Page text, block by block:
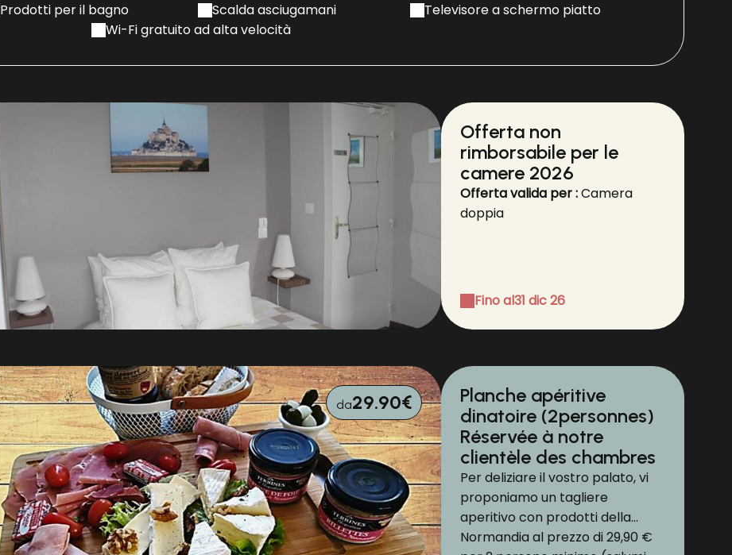
Prodotti per il bagno Scalda asciugamani
Televisore a schermo piatto
Wi-Fi gratuito ad alta velocità
Offerta non
rimborsabile per le
camere 2026
Offerta valida per :Camera
doppia
Fino al31 dic 26
da29.90€
Planche apéritive
dinatoire (2personnes)
Réservée à notre
clientèle des chambres
Per deliziare il vostro palato, vi
proponiamo un tagliere
aperitivo con prodotti della
Normandia al prezzo di 29,90 €